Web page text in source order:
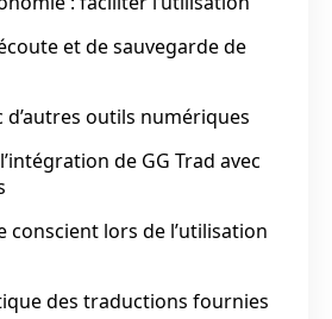
et de sauvegarde de
outils numériques
de GG Trad avec
conscient lors de l’utilisation
des traductions fournies